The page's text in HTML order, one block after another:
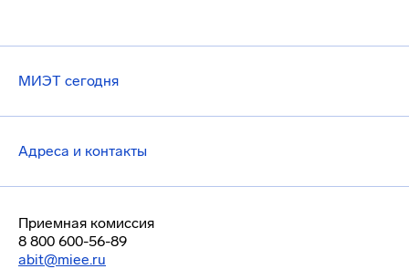
МИЭТ сегодня
Адреса и контакты
Приемная комиссия
8 800 600-56-89
abit@miee.ru